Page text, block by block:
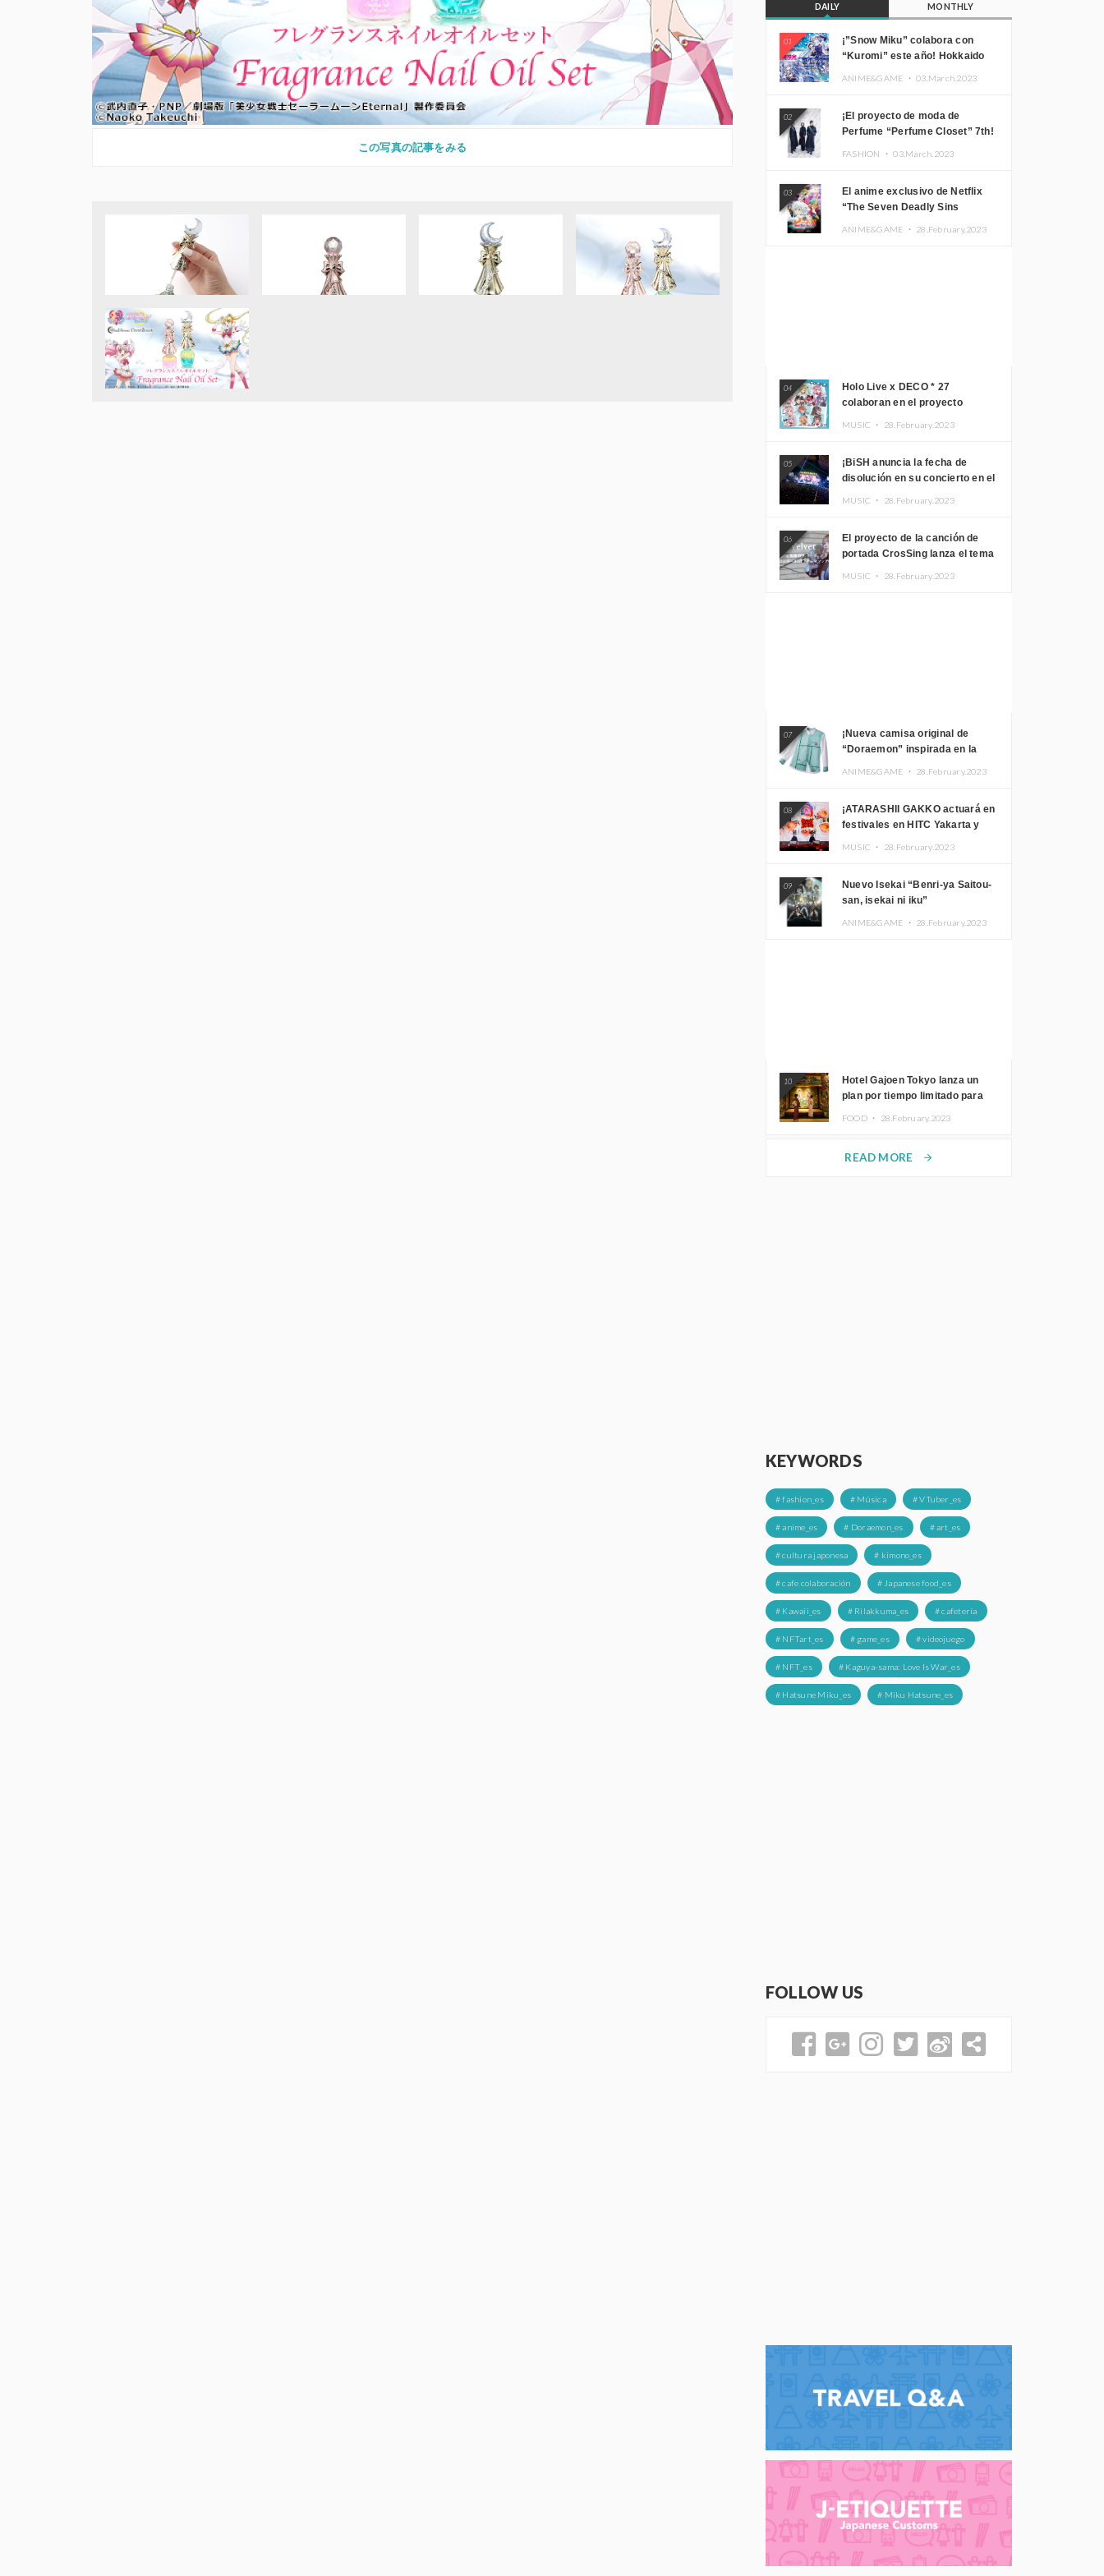
この写真の記事をみる
DAILY MONTHLY
01
¡”Snow Miku” colabora con
“Kuromi” este año! Hokkaido
ANIME&GAME ・03.March.2023
02
¡El proyecto de moda de
Perfume “Perfume Closet” 7th!
FASHION ・03.March.2023
03
El anime exclusivo de Netflix
“The Seven Deadly Sins
ANIME&GAME ・ 28.February.2023
04
Holo Live x DECO * 27
colaboran en el proyecto
MUSIC ・ 28.February.2023
05
¡BiSH anuncia la fecha de
disolución en su concierto en el
MUSIC ・ 28.February.2023
06
El proyecto de la canción de
portada CrosSing lanza el tema
MUSIC ・ 28.February.2023
07
¡Nueva camisa original de
“Doraemon” inspirada en la
ANIME&GAME ・ 28.February.2023
08
¡ATARASHII GAKKO actuará en
festivales en HITC Yakarta y
MUSIC ・ 28.February.2023
09
Nuevo Isekai “Benri-ya Saitou-
san, isekai ni iku”
ANIME&GAME ・ 28.February.2023
10
Hotel Gajoen Tokyo lanza un
plan por tiempo limitado para
FOOD ・ 28.February.2023
READ MORE arrow_forward
KEYWORDS
# fashion_es # Música # VTuber_es
# anime_es # Doraemon_es # art_es
# cultura japonesa # kimono_es
# cafe colaboración # Japanese food_es
# Kawaii_es # Rilakkuma_es # cafetería
# NFTart_es # game_es # videojuego
# NFT_es # Kaguya-sama: Love Is War_es
# Hatsune Miku_es # Miku Hatsune_es
FOLLOW US